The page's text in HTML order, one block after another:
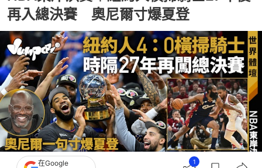
再入總決賽 奧尼爾寸爆夏登
在Google
1